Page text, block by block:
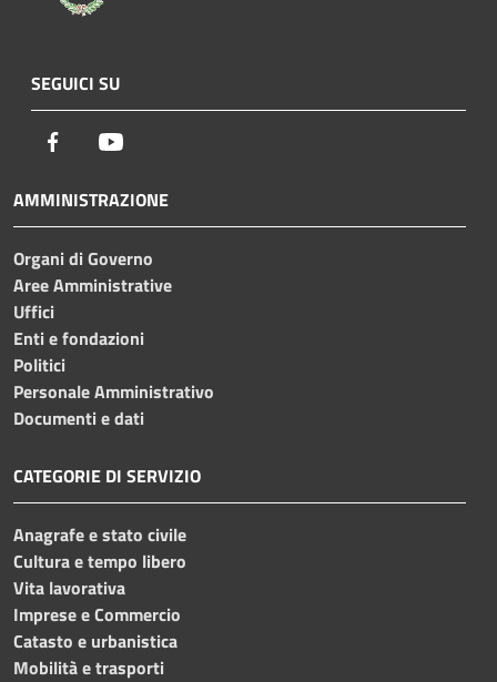
SEGUICI SU
Facebook
AMMINISTRAZIONE
Organi di Governo
Aree Amministrative
Uffici
Enti e fondazioni
Politici
Personale Amministrativo
Documenti e dati
CATEGORIE DI SERVIZIO
Anagrafe e stato civile
Cultura e tempo libero
Vita lavorativa
Imprese e Commercio
Catasto e urbanistica
Mobilità e trasporti